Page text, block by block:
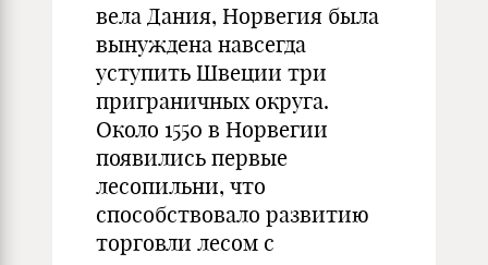
вела Дания, Норвегия была
вынуждена навсегда
уступить Швеции три
приграничных округа.
Около 1550 в Норвегии
появились первые
лесопильни, что
способствовало развитию
торговли лесом с